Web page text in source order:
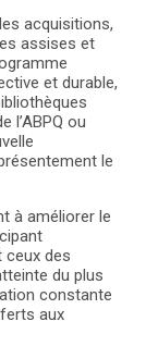
acquisitions,
assises et
et durable,
l’ABPQ ou
le
à améliorer le
ceux des
du plus
constante
aux